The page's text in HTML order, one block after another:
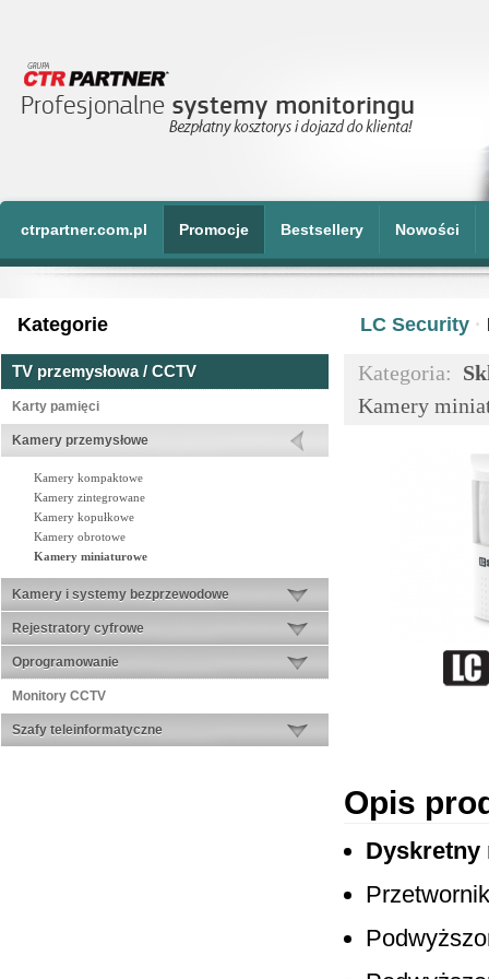
ctrpartner.com.pl Promocje Bestsellery Nowości
Kategorie
TV przemysłowa / CCTV
Karty pamięci
Kamery przemysłowe
Kamery kompaktowe
Kamery zintegrowane
Kamery kopułkowe
Kamery obrotowe
Kamery miniaturowe
Kamery i systemy bezprzewodowe
Rejestratory cyfrowe
Oprogramowanie
Monitory CCTV
Szafy teleinformatyczne
LC Security ·
Kategoria:
Kamery
Opis
Dyskretny